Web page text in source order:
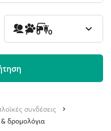
1 0 0
συνδέσεις
δρομολόγια